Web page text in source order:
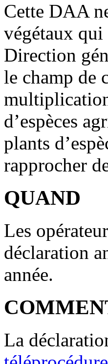
Cette DAA
végétaux qui
Direction
le champ de
d’espèces
plants
rapprocher
QUAND
Les
déclaration
année.
La